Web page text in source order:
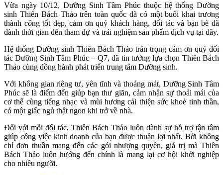
Vừa ngày 10/12, Dưỡng Sinh Tâm Phúc thuộc hệ thống Dưỡng
sinh Thiên Bách Thảo trên toàn quốc đã có một buổi khai trương
thành công tốt đẹp, cảm ơn quý khách hàng, đối tác và bạn bè đã
dành thời gian đến tham dự và trải nghiệm sản phẩm dịch vụ tại đây.
Hệ thống Dưỡng sinh Thiên Bách Thảo trân trọng cảm ơn quý đối
tác Dưỡng Sinh Tâm Phúc – Q7, đã tin tưởng lựa chọn Thiên Bách
Thảo cùng đồng hành phát triển trung tâm Dưỡng sinh.
Với không gian riêng tư, yên tĩnh và thoáng mát, Dưỡng Sinh Tâm
Phúc sẽ là điểm đến giúp bạn thư giãn, cảm nhận sự thoải mái của
cơ thể cùng tiếng nhạc và mùi hương cải thiện sức khoẻ tinh thần,
có một giấc ngủ thật ngon khi trở về nhà.
Đối với mỗi đối tác, Thiên Bách Thảo luôn dành sự hỗ trợ tận tâm
giúp công việc kinh doanh của bạn được thuận lợi nhất. Bởi không
chỉ đơn thuần mang đến các gói nhượng quyền, giá trị mà Thiên
Bách Thảo luôn hướng đến chính là mang lại cơ hội khởi nghiệp
cho nhiều người.